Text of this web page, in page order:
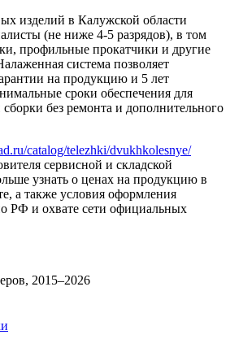
изделий в Калужской области
(не ниже 4-5 разрядов), в том
профильные прокатчики и другие
система позволяет
на продукцию и 5 лет
сроки обеспечения для
без ремонта и дополнительного
catalog/telezhki/dvukhkolesnye/
сервисной и складской
узнать о ценах на продукцию в
а также условия оформления
РФ и охвате сети официальных
2015–2026